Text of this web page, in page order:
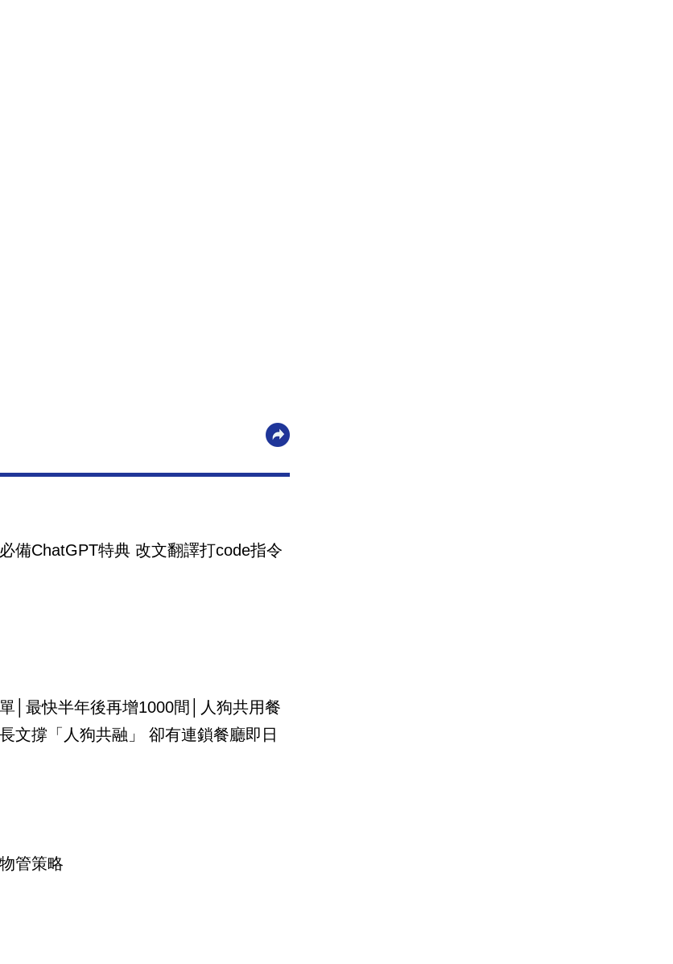
備ChatGPT特典 改文翻譯打code指令
│最快半年後再增1000間│人狗共用餐
文撐「人狗共融」 卻有連鎖餐廳即日
管策略